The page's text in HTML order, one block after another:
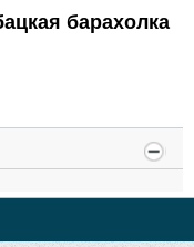
барахолка